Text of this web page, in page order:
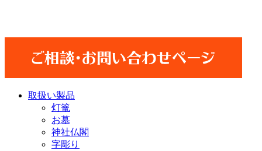
取扱い製品
灯篭
お墓
神社仏閣
字彫り